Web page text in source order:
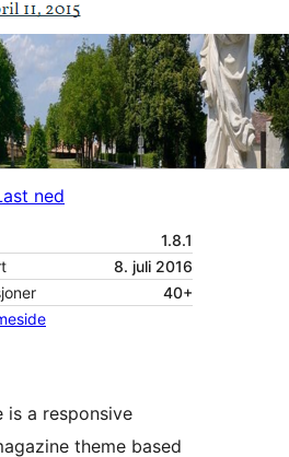
ned
1.8.1
8. juli 2016
40+
is a responsive
theme based